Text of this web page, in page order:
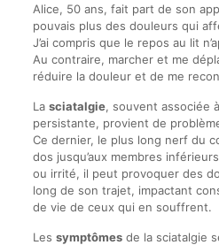
Alice, 50 ans, fait part de son
pouvais plus des douleurs qui
J’ai compris que le repos au lit
Au contraire, marcher et me
réduire la douleur et de me
La sciatalgie, souvent associée
persistante, provient de
Ce dernier, le plus long nerf du
dos jusqu’aux membres
ou irrité, il peut provoquer des
long de son trajet, impactant
de vie de ceux qui en souffrent.
Les symptômesde la sciatalgie